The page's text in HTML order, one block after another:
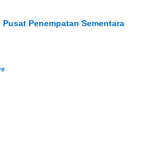
Penempatan Sementara